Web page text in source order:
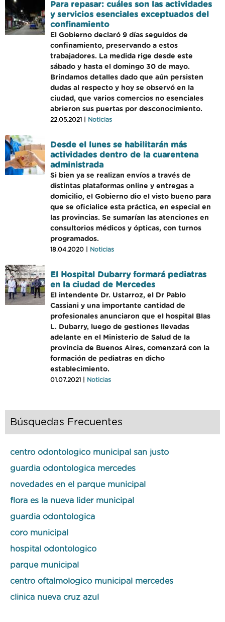
Para repasar: cuáles son las actividades
y servicios esenciales exceptuados del
confinamiento
El Gobierno declaró 9 días seguidos de
confinamiento, preservando a estos
trabajadores. La medida rige desde este
sábado y hasta el domingo 30 de mayo.
Brindamos detalles dado que aún persisten
dudas al respecto y hoy se observó en la
ciudad, que varios comercios no esenciales
abrieron sus puertas por desconocimiento.
22.05.2021 | Noticias
Desde el lunes se habilitarán más
actividades dentro de la cuarentena
administrada
Si bien ya se realizan envíos a través de
distintas plataformas online y entregas a
domicilio, el Gobierno dio el visto bueno para
que se oficialice esta práctica, en especial en
las provincias. Se sumarían las atenciones en
consultorios médicos y ópticas, con turnos
programados.
18.04.2020 | Noticias
El Hospital Dubarry formará pediatras
en la ciudad de Mercedes
El intendente Dr. Ustarroz, el Dr Pablo
Cassiani y una importante cantidad de
profesionales anunciaron que el hospital Blas
L. Dubarry, luego de gestiones llevadas
adelante en el Ministerio de Salud de la
provincia de Buenos Aires, comenzará con la
formación de pediatras en dicho
establecimiento.
01.07.2021 | Noticias
Búsquedas Frecuentes
centro odontologico municipal san justo
guardia odontologica mercedes
novedades en el parque municipal
flora es la nueva lider municipal
guardia odontologica
coro municipal
hospital odontologico
parque municipal
centro oftalmologico municipal mercedes
clinica nueva cruz azul